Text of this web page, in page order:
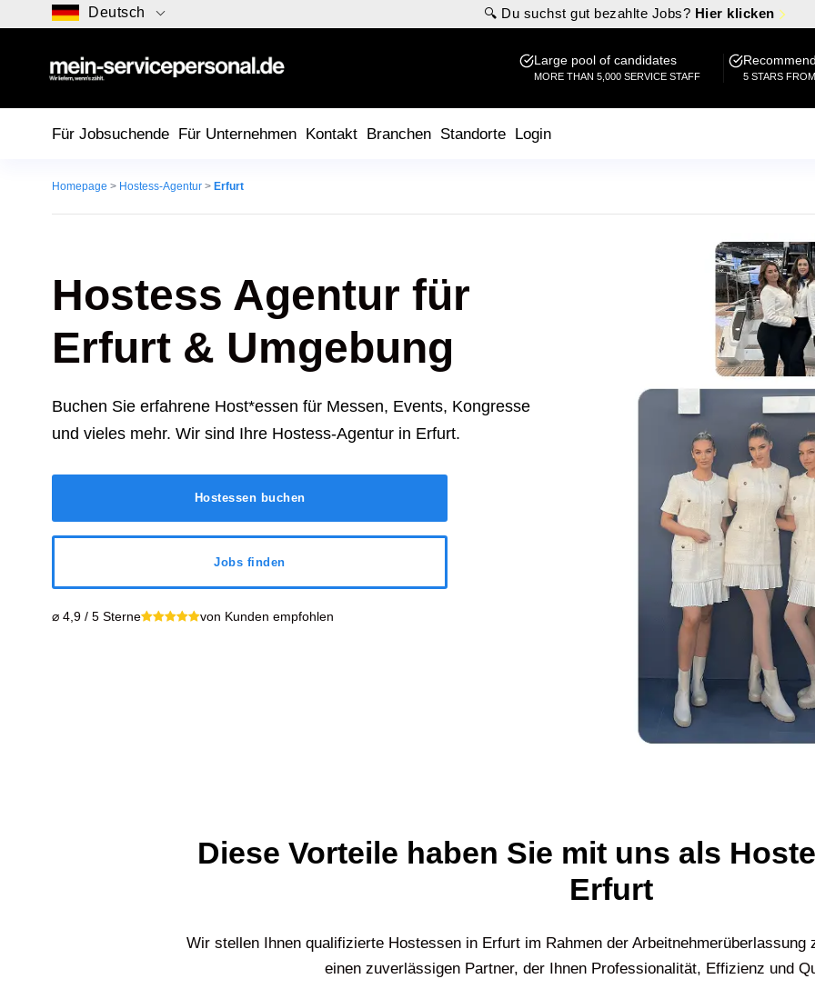
Deutsch 🔍 Du suchst gut bezahlte Jobs? Hier klicken
Large pool of candidates
MORE THAN 5,000 SERVICE STAFF 5 STARS
Für Jobsuchende Für Unternehmen Kontakt Branchen Standorte Login
Homepage > Hostess-Agentur > Erfurt
Hostess Agentur für
Erfurt & Umgebung
Buchen Sie erfahrene Host*essen für Messen, Events, Kongresse
und vieles mehr. Wir sind Ihre Hostess-Agentur in Erfurt.
Hostessen buchen
Jobs finden
⌀ 4,9 / 5 Sterne von Kunden empfohlen
Diese Vorteile haben Sie mit uns als
Erfurt
Wir stellen Ihnen qualifizierte Hostessen in Erfurt im Rahmen der Arbeitnehmerüberlassung
einen zuverlässigen Partner, der Ihnen Professionalität, Effizienz und